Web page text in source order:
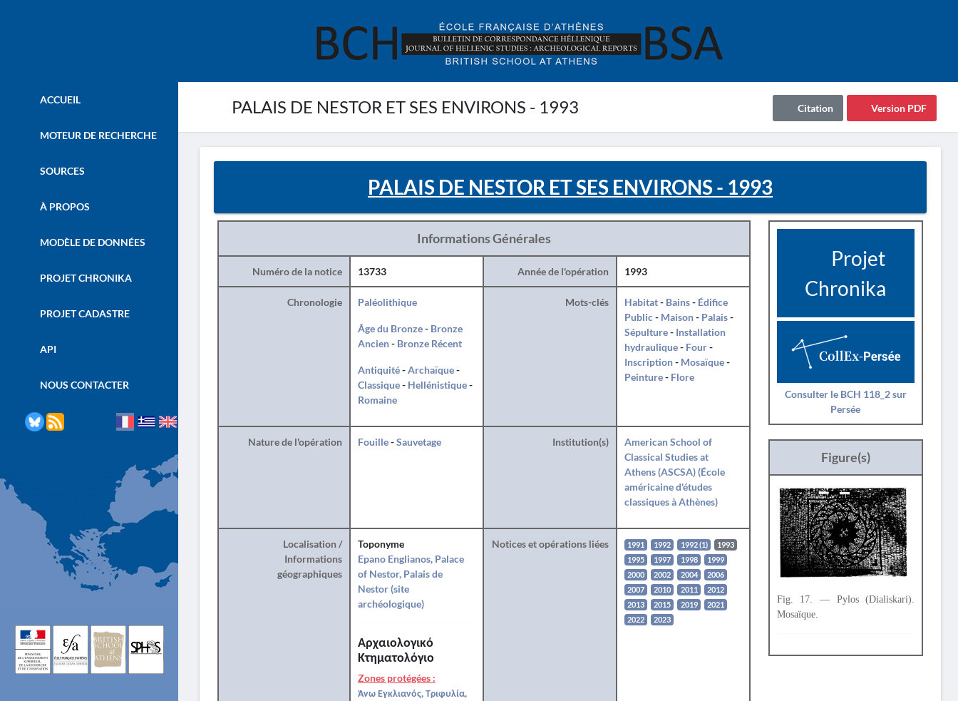
PALAIS DE NESTOR ET SES ENVIRONS - 1993 Version PDF
Citation
ACCUEIL
MOTEUR DE RECHERCHE
SOURCES
À PROPOS
MODÈLE DE DONNÉES
PROJET CHRONIKA
PROJET CADASTRE
API
NOUS CONTACTER
PALAIS DE NESTOR ET SES ENVIRONS - 1993
Informations Générales
Numéro de la notice 13733 Année de l'opération 1993
Chronologie Paléolithique
Âge du Bronze- Bronze
Ancien- Bronze Récent
Antiquité-Archaïque-
Classique- Hellénistique-
Romaine
Mots-clés Habitat- Bains- Édifice
Public- Maison- Palais-
Sépulture- Installation
hydraulique- Four-
Inscription- Mosaïque-
Peinture- Flore
Nature de l'opération Fouille-Sauvetage Institution(s)
American School of
Classical Studies at
Athens (ASCSA) (École
américaine d'études
classiques à Athènes)
Localisation /
Informations
géographiques
Toponyme
Epano Englianos, Palace
of Nestor, Palais de
Nestor (site
archéologique)
Αρχαιολογικό
Κτηματολόγιο
Zones protégées :
Άνω Εγκλιανός, Τριφυλία,
Notices et opérations liées 1991 1992 1992 (1)
1993
1995
1997 1998
1999
2000
2002 2004
2006
2007
2010 2011
2012
2013
2015 2019
2021
2022
2023
Projet
Chronika
Consulter le BCH 118_2 sur
Persée
Figure(s)
Fig. 17. — Pylos (Dialiskari).
Mosaïque.